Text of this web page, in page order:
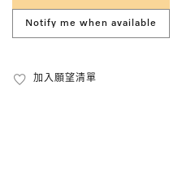
Notify me when available
加入願望清單